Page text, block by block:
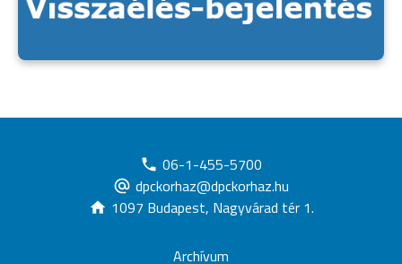
06-1-455-5700
dpckorhaz@dpckorhaz.hu
1097 Budapest, Nagyvárad tér 1.
Archívum